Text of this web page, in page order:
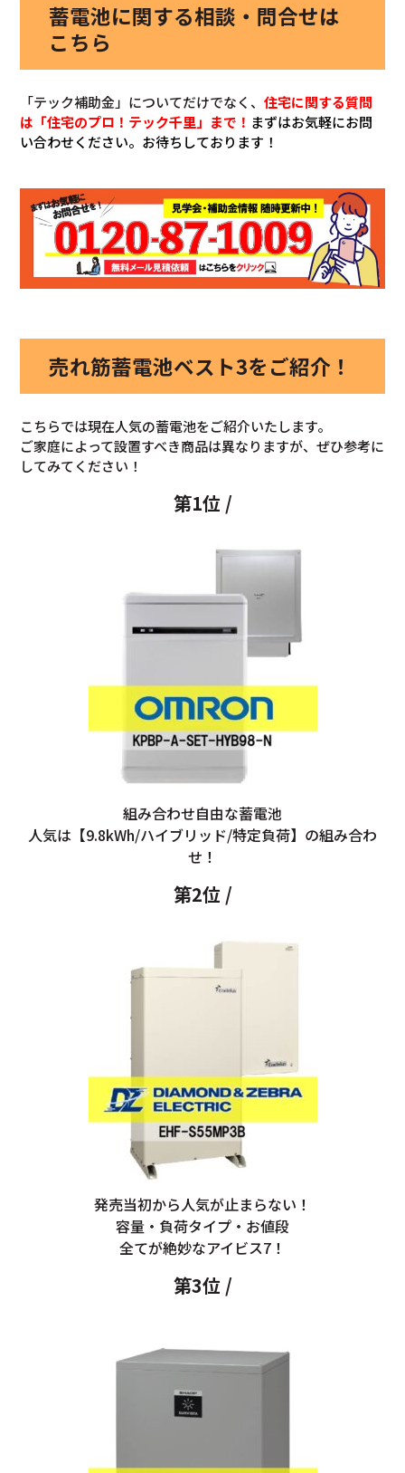
蓄電池に関する相談・問合せは
こちら
「テック補助金」についてだけでなく、住宅に関する質問
は「住宅のプロ！テック千里」まで！ まずはお気軽にお問
い合わせください。お待ちしております！
売れ筋蓄電池ベスト3をご紹介！
こちらでは現在人気の蓄電池をご紹介いたします。
ご家庭によって設置すべき商品は異なりますが、ぜひ参考に
してみてください！
第1位 /
組み合わせ自由な蓄電池
人気は【9.8kWh/ハイブリッド/特定負荷】の組み合わ
せ！
第2位 /
発売当初から人気が止まらない！
容量・負荷タイプ・お値段
全てが絶妙なアイビス7！
第3位 /